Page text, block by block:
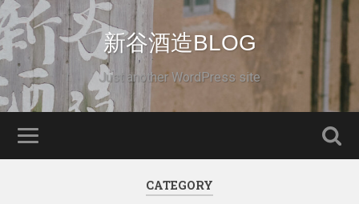
新谷酒造BLOG
Just another WordPress site
CATEGORY